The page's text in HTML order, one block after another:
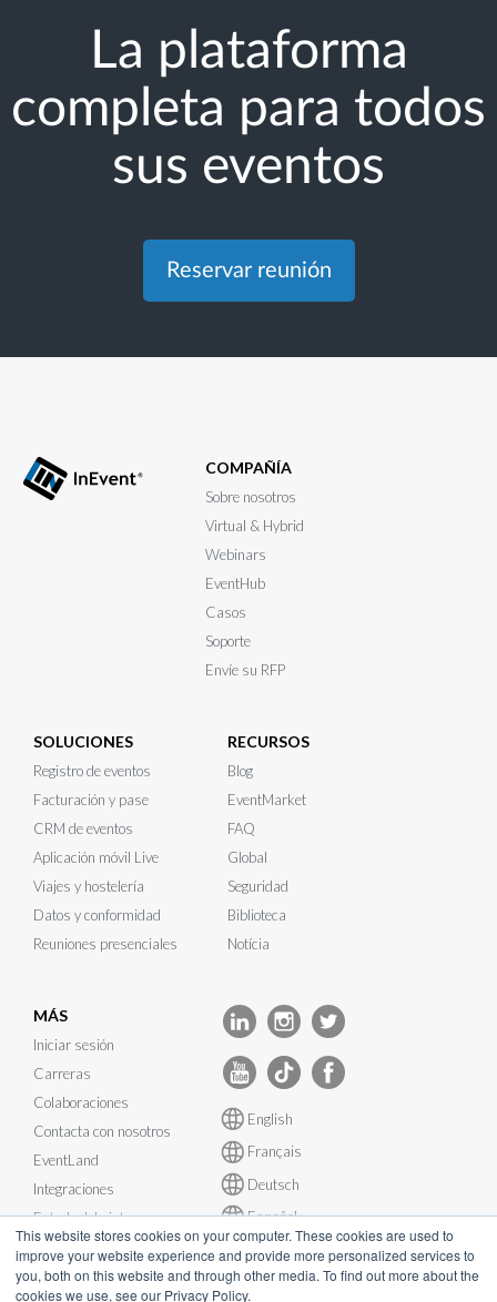
This website stores cookies on your computer. These cookies are used to
improve your website experience and provide more personalized services to
you, both on this website and through other media. To find out more about the
cookies we use, see our Privacy Policy.
La plataforma
completa para todos
sus eventos
Reservar reunión
COMPAÑÍA
Sobre nosotros
Virtual & Hybrid
Webinars
EventHub
Casos
Soporte
Envíe su RFP
SOLUCIONES
Registro de eventos
Facturación y pase
CRM de eventos
Aplicación móvil Live
Viajes y hostelería
Datos y conformidad
Reuniones presenciales
RECURSOS
Blog
EventMarket
FAQ
Global
Seguridad
Biblioteca
Notícia
MÁS
Iniciar sesión
Carreras
Colaboraciones
Contacta con nosotros
EventLand
Integraciones
Estado del sistema
English
Français
Deutsch
Español